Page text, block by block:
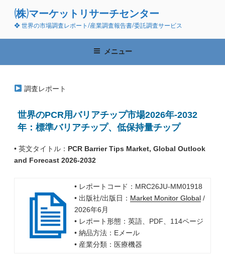
ン
(株)マーケットリサーチセンター
❖ 世界の市場調査レポート/産業調査報告書/委託調査サービス
メニュー
調査レポート
世界のPCR用バリアチップ市場2026年-2032
年：標準バリアチップ、低保持量チップ
• 英文タイトル： PCR Barrier Tips Market, Global Outlook
and Forecast 2026-2032
• レポートコード：MRC26JU-MM01918
• 出版社/出版日： Market Monitor Global/
2026年6月
• レポート形態：英語、PDF、114ページ
• 納品方法：Eメール
• 産業分類：医療機器